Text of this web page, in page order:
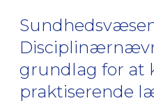
grundlag for at
praktiserende